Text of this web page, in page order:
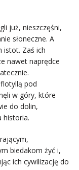
już, nieszczęśni,
słoneczne. A
istot. Zaś ich
nawet naprędce
pod
w góry, które
do dolin,
historia.
biedakom żyć i,
ich cywilizację do